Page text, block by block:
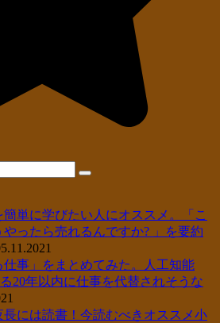
単に学びたい人にオススメ。「こ
ったら売れるんですか? 」を要約
仕事」をまとめてみた。人工知能
20年以内に仕事を代替されそうな
長には読書！今読むべきオススメ小